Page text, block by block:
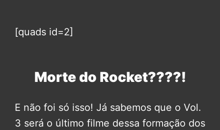
[quads id=2]
Morte do Rocket????!
E não foi só isso! Já sabemos que o Vol.
3 será o último filme dessa formação dos